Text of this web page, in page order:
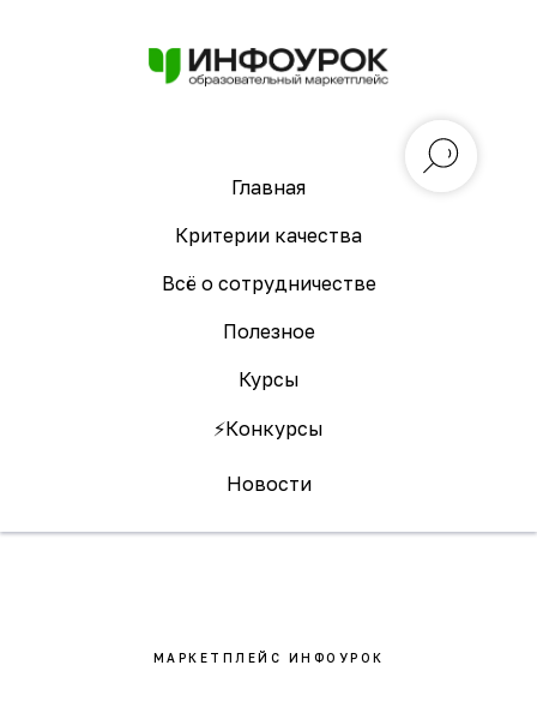
Главная
Критерии качества
Всё о сотрудничестве
Полезное
Курсы
⚡️Конкурсы
Новости
МАРКЕТПЛЕЙС ИНФОУРОК